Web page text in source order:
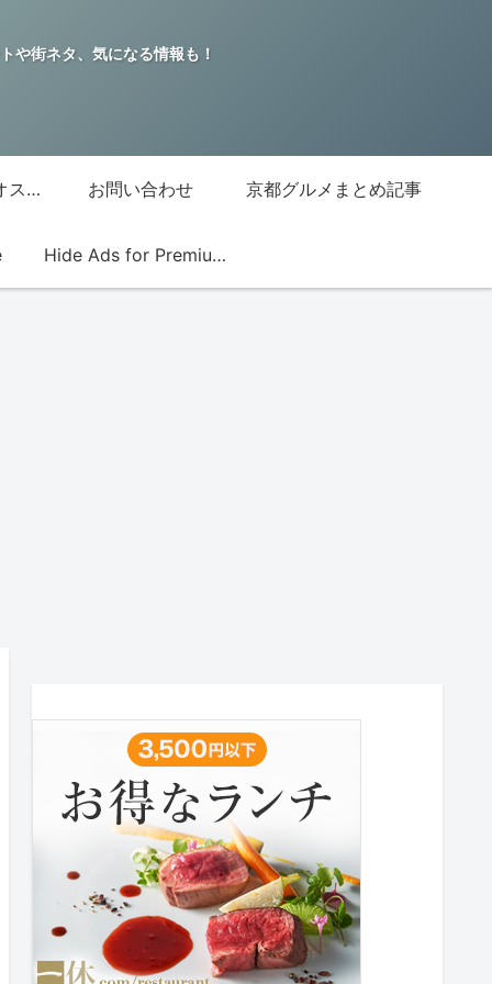
や街ネタ、気になる情報も！
グッチジャパン的オススメ店 お問い合わせ 京都グルメまとめ記事
Hide Ads for Premium Members